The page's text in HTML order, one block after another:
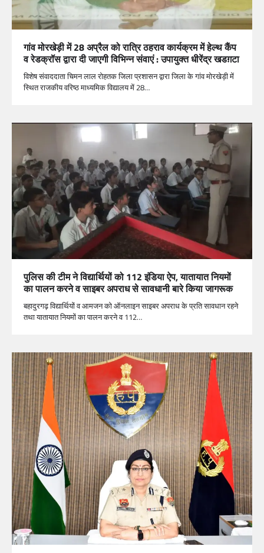
गांव मोरखेड़ी में 28 अप्रैल को रात्रि ठहराव कार्यक्रम में हेल्थ कैंप
व रेडक्रॉस द्वारा दी जाएगी विभिन्न संवाएं : उपायुक्त धीरेंद्र खडग़टा
विशेष संवाददाता चिमन लाल रोहतक जिला प्रशासन द्वारा जिला के गांव मोरखेड़ी में
स्थित राजकीय वरिष्ठ माध्यमिक विद्यालय में 28…
पुलिस की टीम ने विद्यार्थियों को 112 इंडिया ऐप, यातायात नियमों
का पालन करने व साइबर अपराध से सावधानी बारे किया जागरूक
बहादुरगढ़ विद्यार्थियों व आमजन को ऑनलाइन साइबर अपराध के प्रति सावधान रहने
तथा यातायात नियमों का पालन करने व 112…